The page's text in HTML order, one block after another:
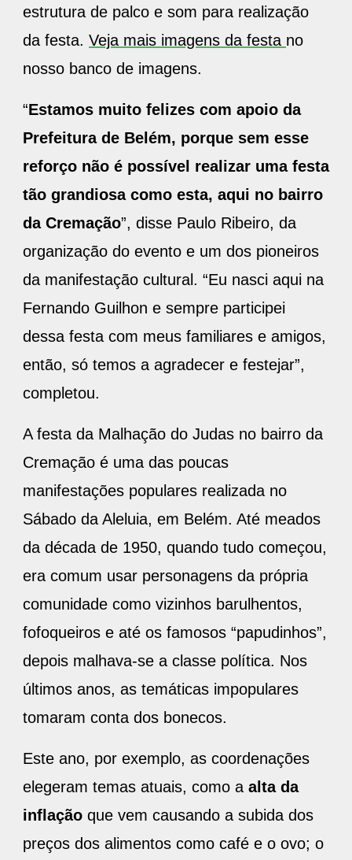
estrutura de palco e som para realização
da festa. Veja mais imagens da festa no
nosso banco de imagens.
“Estamos muito felizes com apoio da
Prefeitura de Belém, porque sem esse
reforço não é possível realizar uma festa
tão grandiosa como esta, aqui no bairro
da Cremação”, disse Paulo Ribeiro, da
organização do evento e um dos pioneiros
da manifestação cultural. “Eu nasci aqui na
Fernando Guilhon e sempre participei
dessa festa com meus familiares e amigos,
então, só temos a agradecer e festejar”,
completou.
A festa da Malhação do Judas no bairro da
Cremação é uma das poucas
manifestações populares realizada no
Sábado da Aleluia, em Belém. Até meados
da década de 1950, quando tudo começou,
era comum usar personagens da própria
comunidade como vizinhos barulhentos,
fofoqueiros e até os famosos “papudinhos”,
depois malhava-se a classe política. Nos
últimos anos, as temáticas impopulares
tomaram conta dos bonecos.
Este ano, por exemplo, as coordenações
elegeram temas atuais, como a alta da
inflação que vem causando a subida dos
preços dos alimentos como café e o ovo; o